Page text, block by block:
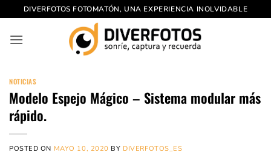
Saltar
al
contenido
DIVERFOTOS FOTOMATÓN, UNA EXPERIENCIA INOLVIDABLE
NOTICIAS
Modelo Espejo Mágico – Sistema modular más
rápido.
POSTED ON MAYO 10, 2020 BY DIVERFOTOS_ES